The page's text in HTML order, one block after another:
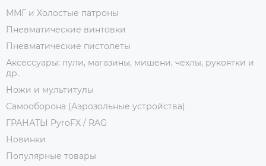
ММГ и Холостые патроны
Пневматические винтовки
Пневматические пистолеты
Аксессуары: пули, магазины, мишени, чехлы, рукоятки и
др.
Ножи и мультитулы
Самооборона (Аэрозольные устройства)
ГРАНАТЫ PyroFX / RAG
Новинки
Популярные товары